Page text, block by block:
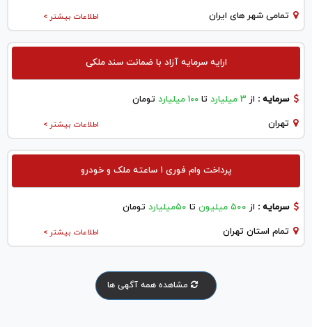
اطلاعات بیشتر > تمامی شهر های ایران
ارایه سرمایه آزاد با ضمانت سند ملکی
سرمایه : از 3 میلیارد تا 100 میلیارد تومان
اطلاعات بیشتر > تهران
پرداخت وام فوری ۱ ساعته ملک و خودرو
سرمایه : از ۵۰۰ میلیون تا ۵۰میلیارد تومان
اطلاعات بیشتر > تمام استان تهران
مشاهده همه آگهی ها